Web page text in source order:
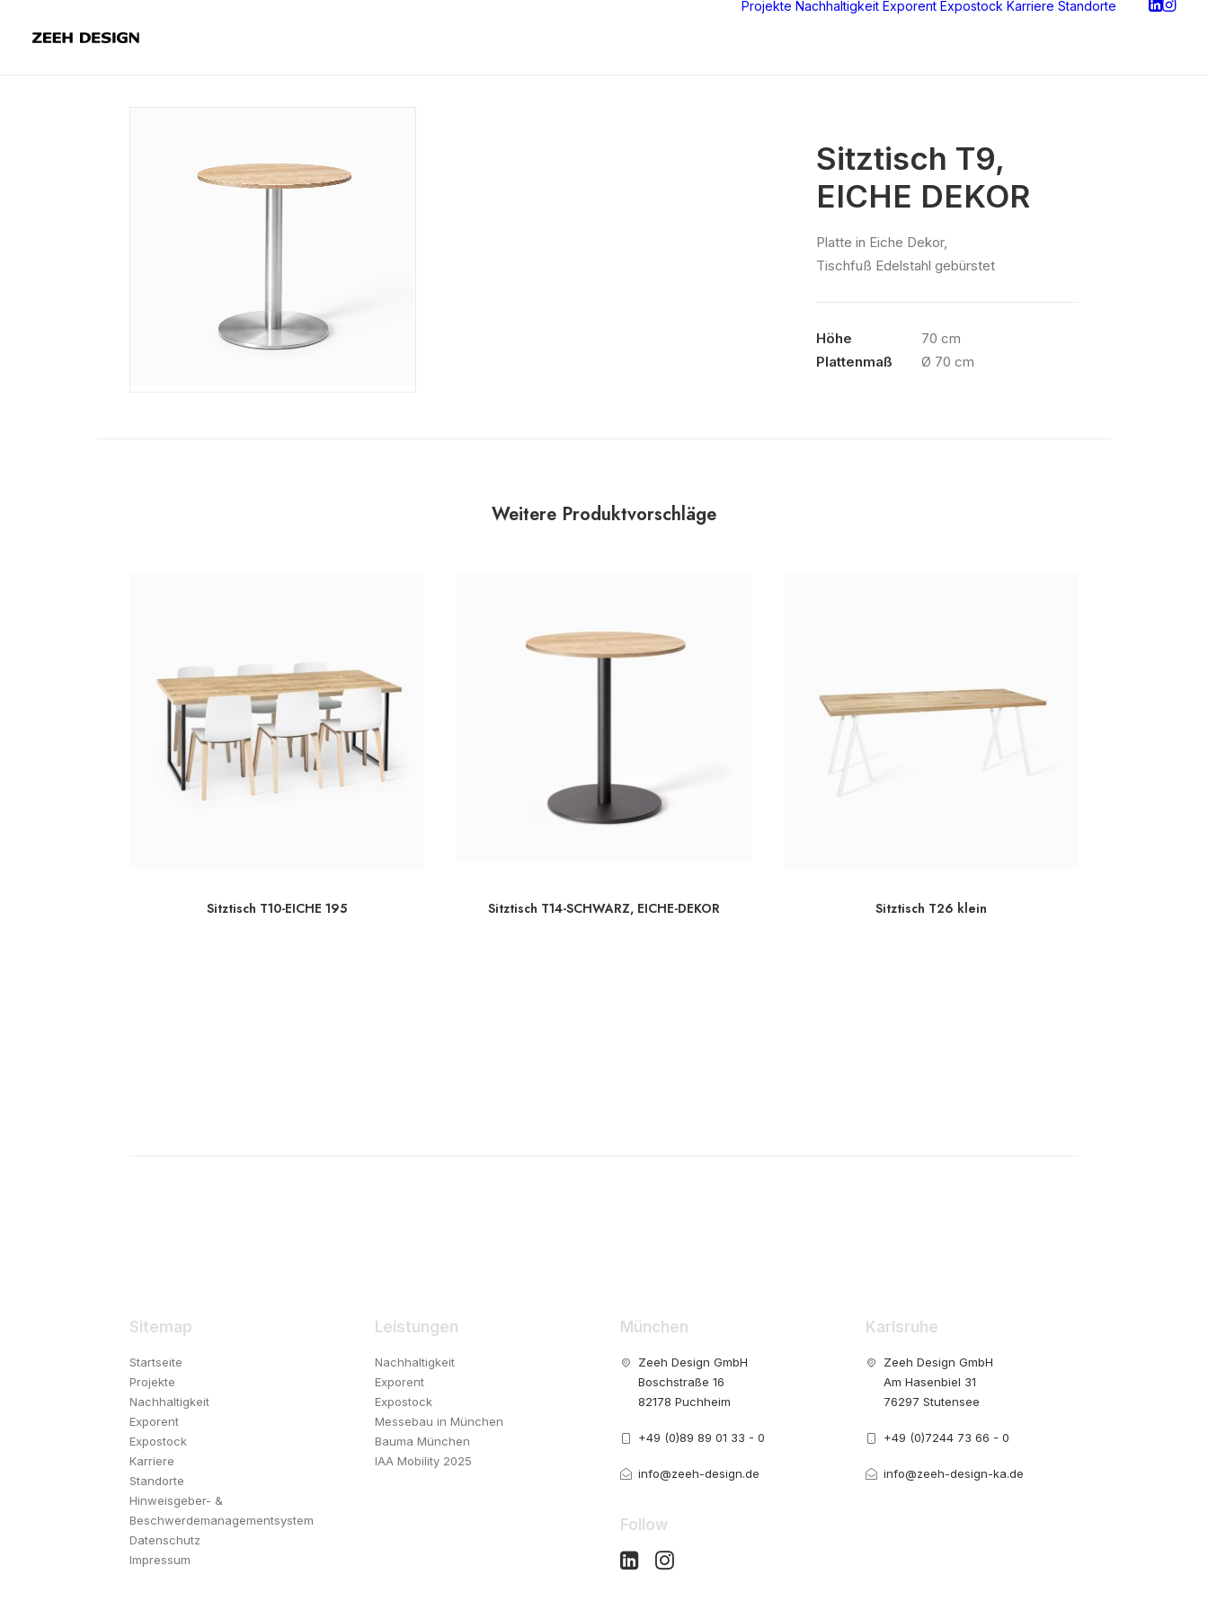
Projekte Nachhaltigkeit Exporent Expostock Karriere Standorte
Sitztisch T9,
EICHE DEKOR
Platte in Eiche Dekor,
Tischfuß Edelstahl gebürstet
Höhe
70 cm
Plattenmaß
Ø 70 cm
Weitere Produktvorschläge
Sitztisch T10-EICHE 195 Sitztisch T14-SCHWARZ, EICHE-DEKOR Sitztisch T26 klein
Sitemap
Startseite
Projekte
Nachhaltigkeit
Exporent
Expostock
Karriere
Standorte
Hinweisgeber- &
Beschwerdemanagementsystem
Datenschutz
Impressum
Leistungen
Nachhaltigkeit
Exporent
Expostock
Messebau in München
Bauma München
IAA Mobility 2025
München
Zeeh Design GmbH
Boschstraße 16
82178 Puchheim
+49 (0)89 89 01 33 - 0
info@zeeh-design.de
Follow
Karlsruhe
Zeeh Design GmbH
Am Hasenbiel 31
76297 Stutensee
+49 (0)7244 73 66 - 0
info@zeeh-design-ka.de